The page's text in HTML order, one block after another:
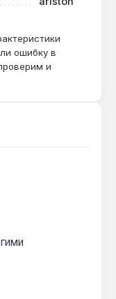
Украине.
ошибку в
и